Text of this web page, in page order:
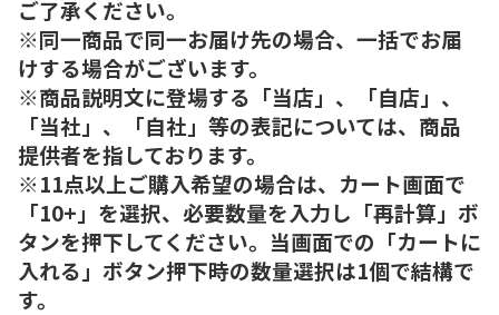
ご了承ください。
※同一商品で同一お届け先の場合、一括でお届
けする場合がございます。
※商品説明文に登場する「当店」、「自店」、
「当社」、「自社」等の表記については、商品
提供者を指しております。
※11点以上ご購入希望の場合は、カート画面で
「10+」を選択、必要数量を入力し「再計算」ボ
タンを押下してください。当画面での「カートに
入れる」ボタン押下時の数量選択は1個で結構で
す。